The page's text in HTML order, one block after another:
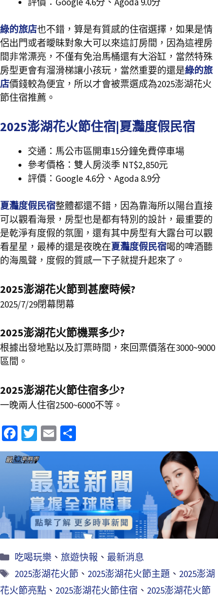
綠的旅店也不錯，算是有質感的住宿選擇，如果是情
侶出門或者曖昧對象大可以來這訂房間，因為這裡房
間非常漂亮，不僅有免治馬桶還有大浴缸，當然特殊
房型更會有溜滑梯讓小孩玩，當然重要的還是綠的旅
店價錢較為便宜，所以才會被票選成為2025澎湖花火
節住宿推薦。
2025澎湖花火節住宿|夏灩度假民宿
交通：馬公市區開車15分鐘免費停車場
參考價格：雙人房淡季 NT$2,850元
評價：Google 4.6分、Agoda 8.9分
夏灩度假民宿整體都還不錯，因為靠海所以陽台直接
可以觀看海景，房型也是都有特別的設計，最重要的
是乾淨有度假的氛圍，還有其中房型有大露台可以觀
看星星，最棒的還是夜晚在夏灩度假民宿喝的啤酒聽
的海風聲，度假的質感一下子就提升起來了。
2025澎湖花火節到甚麼時候?
2025/7/29閉幕閉幕
2025澎湖花火節機票多少?
根據出發地點以及訂票時間，來回票價落在3000~9000
區間。
2025澎湖花火節住宿多少?
一晚兩人住宿2500~6000不等。
Fa
ce
b
k
T
wi
tt
er
E
m
l
享
吃喝玩樂 、 旅遊快報 、最新消息
2025澎湖花火節 、 2025澎湖花火節主題 、 2025澎湖
花火節亮點 、 2025澎湖花火節住宿 、 2025澎湖花火節